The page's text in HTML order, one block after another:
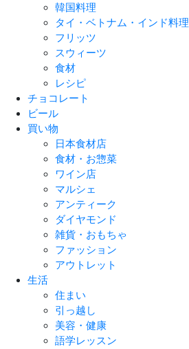
韓国料理
タイ・ベトナム・インド料理
フリッツ
スウィーツ
食材
レシピ
チョコレート
ビール
買い物
日本食材店
食材・お惣菜
ワイン店
マルシェ
アンティーク
ダイヤモンド
雑貨・おもちゃ
ファッション
アウトレット
生活
住まい
引っ越し
美容・健康
語学レッスン